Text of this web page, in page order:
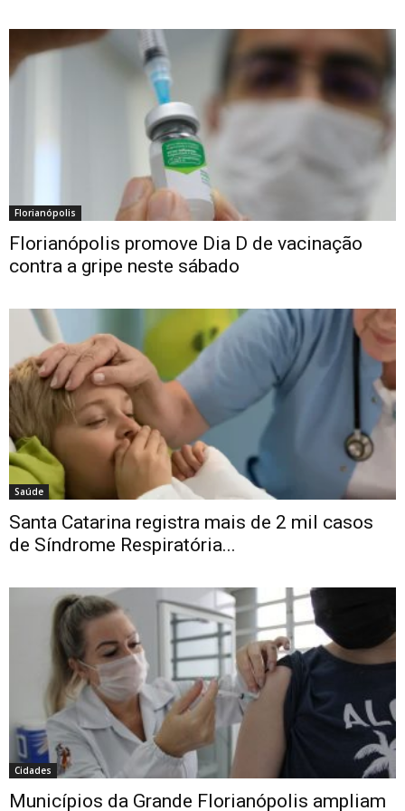
Florianópolis
Florianópolis promove Dia D de vacinação
contra a gripe neste sábado
Saúde
Santa Catarina registra mais de 2 mil casos
de Síndrome Respiratória...
Cidades
Municípios da Grande Florianópolis ampliam